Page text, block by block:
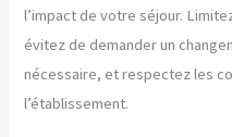
l’impact de votre séjour.
évitez de demander un
nécessaire, et respectez les
l’établissement.